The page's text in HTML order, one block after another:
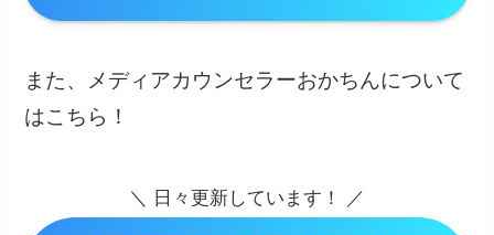
また、メディアカウンセラーおかちんについて
はこちら！
＼ 日々更新しています！ ／